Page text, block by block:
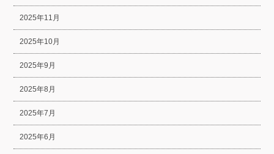
2025年11月
2025年10月
2025年9月
2025年8月
2025年7月
2025年6月